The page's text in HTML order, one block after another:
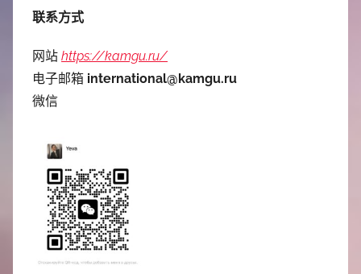
联系方式
网站 https://kamgu.ru/
电子邮箱 international@kamgu.ru
微信